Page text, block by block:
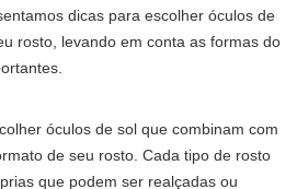
dicas para escolher óculos de
rosto, levando em conta as formas do
óculos de sol que combinam com
de seu rosto. Cada tipo de rosto
que podem ser realçadas ou